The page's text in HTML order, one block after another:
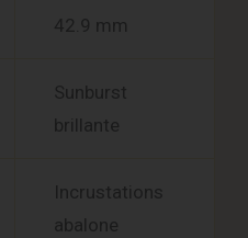
42.9 mm
Sunburst
brillante
Incrustations
abalone